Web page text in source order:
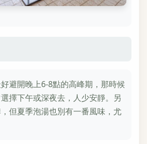
避開晚上6-8點的高峰期，那時候
擇下午或深夜去，人少安靜。另
但夏季泡湯也別有一番風味，尤